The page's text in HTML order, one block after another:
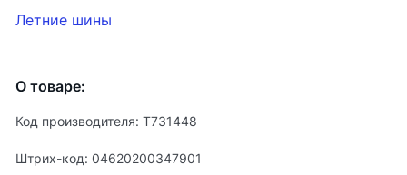
Летние шины
О товаре:
Код производителя: T731448
Штрих-код: 04620200347901